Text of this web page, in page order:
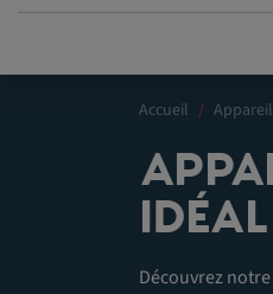
Accueil
Découvrez